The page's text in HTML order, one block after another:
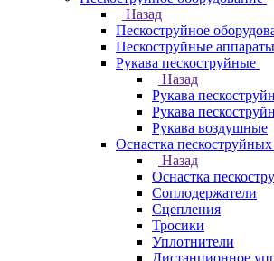
Назад
Пескоструйное
Пескоструйные аппараты
Рукава пескоструйные
Назад
Рукава
Рукава
Рукава воздушные
Оснастка пескоструйных
Назад
Оснастка
Соплодержатели
Сцепления
Тросики
Уплотнители
Дистанционное